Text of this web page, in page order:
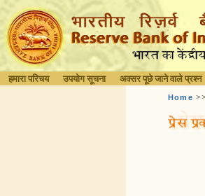
हमारा परिचय उपयोग सूचना अक्सर पूछे जाने वाले प्रश्न
Home >>